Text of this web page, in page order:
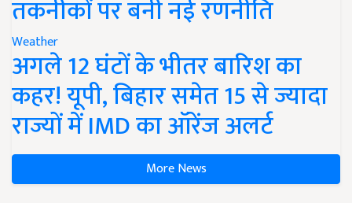
तकनीकों पर बनी नई रणनीति
Weather
अगले 12 घंटों के भीतर बारिश का
कहर! यूपी, बिहार समेत 15 से ज्यादा
राज्यों में IMD का ऑरेंज अलर्ट
More News